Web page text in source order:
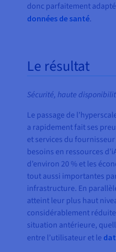
donc parfaitement
données de santé.
Le résultat
Sécurité, haute
Le passage de
a rapidement fait ses
et services du
besoins en ressources
d’environ 20 % et les
tout aussi importantes
infrastructure. En
atteint leur plus haut
considérablement
situation antérieure,
entre l’utilisateur et le